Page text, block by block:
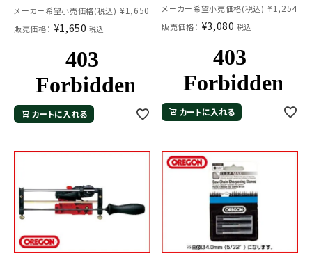
メーカー希望小売価格(税込) ¥1,650
販売価格： ¥1,650 税込
カートに入れる
メーカー希望小売価格(税込) ¥1,254
販売価格： ¥3,080 税込
カートに入れる